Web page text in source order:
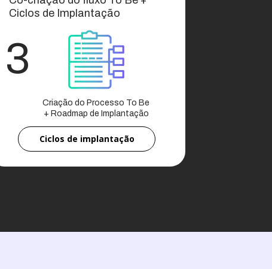
Ciclos de Implantação
3
Criação do Processo To Be
+ Roadmap de Implantação
Ciclos de implantação